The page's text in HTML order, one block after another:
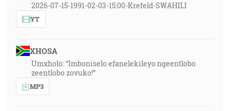
2026-07-15-1991-02-03-15:00-Krefeld-SWAHILI
YT
XHOSA
Umxholo: “Imboniselo efanelekileyo ngeentlobo
zeentlobo zovuko!”
MP3